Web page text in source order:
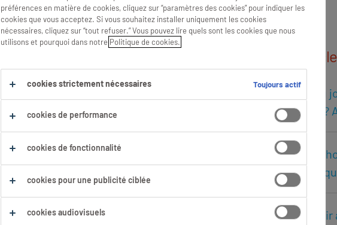
Plus
Ton nouveau
tes attentes?
Pourquoi un
aussi
Plus de
préférences en matière de cookies, cliquez sur “paramètres des cookies” pour indiquer les
cookies que vous acceptez. Si vous souhaitez installer uniquement les cookies
nécessaires, cliquez sur “tout refuser.” Vous pouvez lire quels sont les cookies que nous
utilisons et pourquoi dans notre Politique de cookies.
cookies strictement nécessaires Toujours actif
cookies de performance
cookies de fonctionnalité
cookies pour une publicité ciblée
cookies audiovisuels